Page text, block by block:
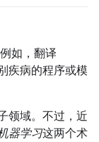
如，翻译
疾病的程序或模
领域。不过，近
器学习这两个术